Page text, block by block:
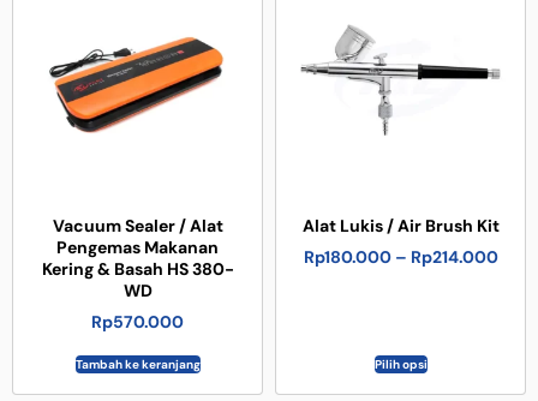
Vacuum Sealer / Alat
Pengemas Makanan
Kering & Basah HS 380-
WD
Rp570.000
Tambah ke keranjang
Alat Lukis / Air Brush Kit
Rp180.000 – Rp214.000
Pilih opsi